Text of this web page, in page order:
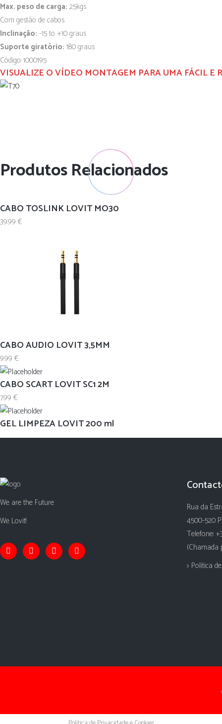
Max. peso de carga: 25kgs
Com gestão de cabos
Inclinação: -15 to +10 graus
Suporte giratório: 180 graus
Código: 1000195
VISUALIZE O VÍDEO MONTAGEM PARA UMA FÁCIL E
Produtos Relacionados
CABO TOSLINK LOVIT MO30
39.99 €
CABO AUDIO LOVIT 3,5MM
9.99 €
CABO SCART LOVIT SC1 2M
7.99 €
GEL LIMPEZA LOVIT 200 ml
We are the Future
We Lovit!
Rua da
4500-520
Telefone:
(Chamada
> Politica